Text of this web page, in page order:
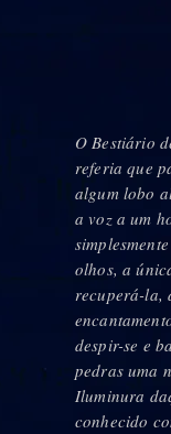
O Bestiário
referia que
algum lobo
a voz a um
olhos, a
recuperá-la,
despir-se e
pedras uma
Iluminura
conhecido